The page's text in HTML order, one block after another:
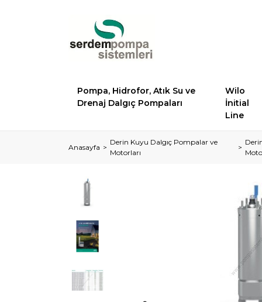
Pompa, Hidrofor, Atık Su ve
Drenaj Dalgıç Pompaları
Wilo
İnitial
Line
Anasayfa
Derin Kuyu Dalgıç Pompalar ve
Motorları